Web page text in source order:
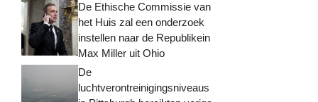
De Ethische Commissie van
het Huis zal een onderzoek
instellen naar de Republikein
Max Miller uit Ohio
De
luchtverontreinigingsniveaus